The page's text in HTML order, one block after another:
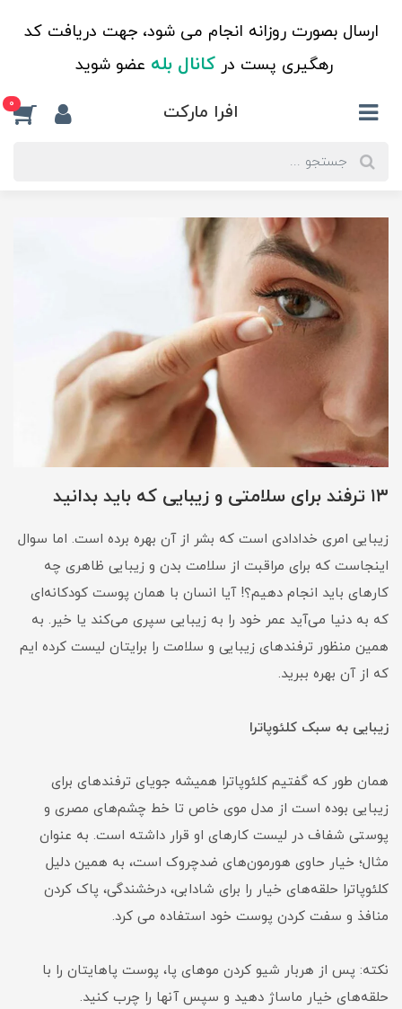
ارسال بصورت روزانه انجام می شود، جهت دریافت کد
رهگیری پست درکانال بله عضو شوید
افرا مارکت 0
۱۳ ترفند برای سلامتی و زیبایی که باید بدانید
زیبایی امری خدادادی است که بشر از آن بهره برده است. اما سوال
اینجاست که برای مراقبت از سلامت بدن و زیبایی ظاهری چه
کارهای باید انجام دهیم؟! آیا انسان با همان پوست کودکانه‌ای
که به دنیا می‌آید عمر خود را به زیبایی سپری می‌کند یا خیر. به
همین منظور ترفندهای زیبایی و سلامت را برایتان لیست کرده ایم
که از آن بهره ببرید.
زیبایی به سبک کلئوپاترا
همان طور که گفتیم کلئوپاترا همیشه جویای ترفندهای برای
زیبایی بوده است از مدل موی خاص تا خط چشم‌های مصری و
پوستی شفاف در لیست کارهای او قرار داشته است. به عنوان
مثال؛ خیار حاوی هورمون‌های ضدچروک است، به همین دلیل
کلئوپاترا حلقه‌های خیار را برای شادابی، درخشندگی، پاک کردن
منافذ و سفت کردن پوست خود استفاده می کرد.
نکته: پس از هربار شیو کردن موهای پا، پوست پاهایتان را با
حلقه‌های خیار ماساژ دهید و سپس آنها را چرب کنید.